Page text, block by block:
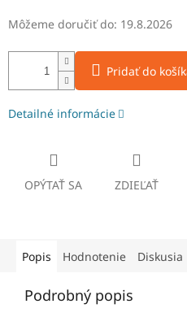
Môžeme doručiť do: 19.8.2026
Pridať do
Detailné informácie
OPÝTAŤ SA ZDIEĽAŤ
Popis Hodnotenie Diskusia
Podrobný popis